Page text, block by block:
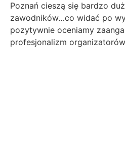
Poznań cieszą się bardzo
zawodników…co widać po
pozytywnie oceniamy
profesjonalizm